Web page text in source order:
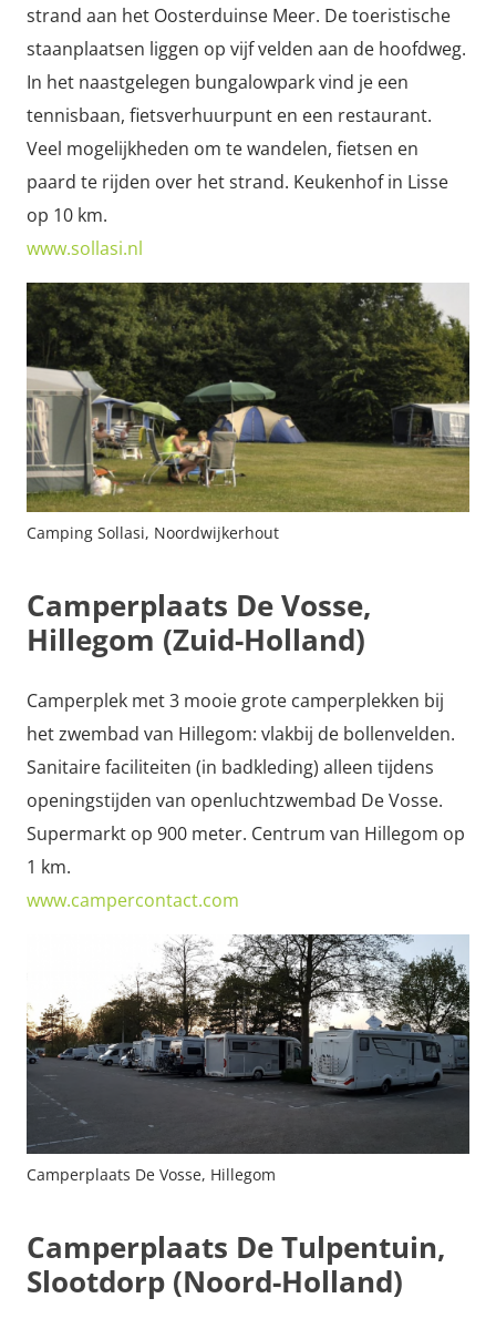
strand aan het Oosterduinse Meer. De toeristische
staanplaatsen liggen op vijf velden aan de hoofdweg.
In het naastgelegen bungalowpark vind je een
tennisbaan, fietsverhuurpunt en een restaurant.
Veel mogelijkheden om te wandelen, fietsen en
paard te rijden over het strand. Keukenhof in Lisse
op 10 km.
www.sollasi.nl
Camping Sollasi, Noordwijkerhout
Camperplaats De Vosse,
Hillegom (Zuid-Holland)
Camperplek met 3 mooie grote camperplekken bij
het zwembad van Hillegom: vlakbij de bollenvelden.
Sanitaire faciliteiten (in badkleding) alleen tijdens
openingstijden van openluchtzwembad De Vosse.
Supermarkt op 900 meter. Centrum van Hillegom op
1 km.
www.campercontact.com
Camperplaats De Vosse, Hillegom
Camperplaats De Tulpentuin,
Slootdorp (Noord-Holland)